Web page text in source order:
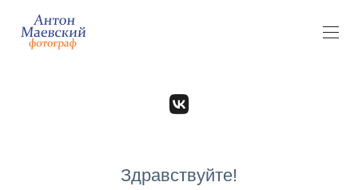
Здравствуйте!